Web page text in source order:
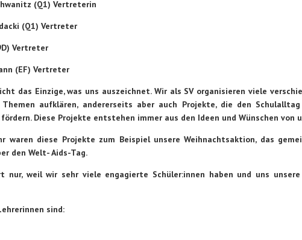
(Q1) Vertreterin
(Q1) Vertreter
Vertreter
(EF) Vertreter
das Einzige, was uns auszeichnet. Wir als SV organisieren viele
aufklären, andererseits aber auch Projekte, die den
Diese Projekte entstehen immer aus den Ideen und Wünschen von
waren diese Projekte zum Beispiel unsere Weihnachtsaktion, das
den Welt- Aids-Tag.
nur, weil wir sehr viele engagierte Schüler:innen haben und uns
sind: